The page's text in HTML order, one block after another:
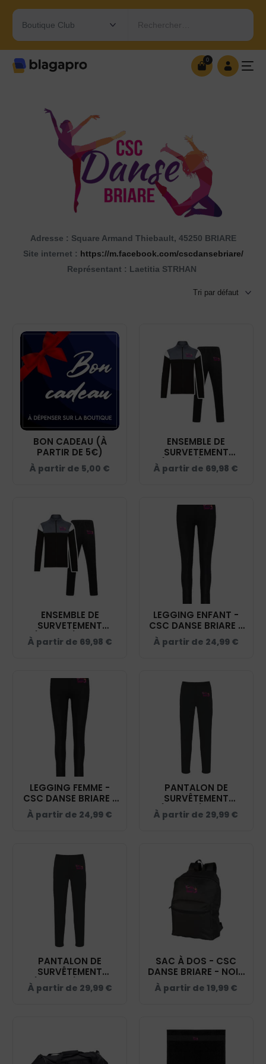
Rechercher…
0
Adresse : Square Armand Thiebault, 45250 BRIARE
Site internet : https://m.facebook.com/cscdansebriare/
Représentant : Laetitia STRHAN
BON CADEAU (À
PARTIR DE 5€)
À partir de 5,00 €
ENSEMBLE DE
SURVETEMENT
(ADULTE) - CSC
DANSE BRIARE - NOIR
À partir de 69,98 €
ENSEMBLE DE
SURVETEMENT
(ENFANT) - CSC
DANSE BRIARE - NOIR
À partir de 69,98 €
LEGGING ENFANT -
CSC DANSE BRIARE -
NOIR - PA1014
À partir de 24,99 €
LEGGING FEMME -
CSC DANSE BRIARE -
NOIR - PA188
À partir de 24,99 €
PANTALON DE
SURVÊTEMENT
(ENFANT) - CSC
DANSE BRIARE - NOIR
À partir de 29,99 €
PANTALON DE
SURVÊTEMENT
(UNISEXE) - CSC
DANSE BRIARE - NOIR
À partir de 29,99 €
SAC À DOS - CSC
DANSE BRIARE - NOIR
- BM903
À partir de 19,99 €